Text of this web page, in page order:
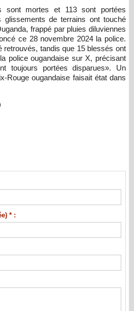
glissements de terrains ont touché
frappé par pluies diluviennes
ce 28 novembre 2024 la police.
retrouvés, tandis que 15 blessés ont
police ougandaise sur X, précisant
toujours portées disparues». Un
Rouge ougandaise faisait état dans
* :